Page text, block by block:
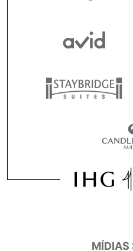
MÍDIAS